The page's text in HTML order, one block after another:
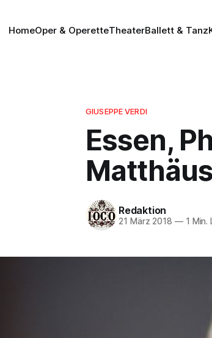
HomeOper & OperetteTheaterBallett & Tanz
GIUSEPPE VERDI
Essen,
Redaktion
21 März 2018 —1 Min.